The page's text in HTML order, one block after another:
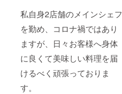
私自身2店舗のメインシェフ
を勤め、 コロナ禍ではあり
ますが、日々お客様へ身体
に良くて美味しい料理を届
けるべく頑張っておりま
す。